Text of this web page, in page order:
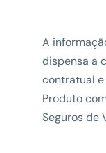
A
dispensa a
contratual
Produto
Seguros de